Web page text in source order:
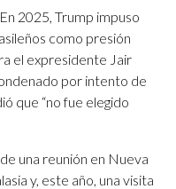
2025, Trump impuso
como presión
el expresidente Jair
por intento de
que “no fue elegido
una reunión en Nueva
y, este año, una visita